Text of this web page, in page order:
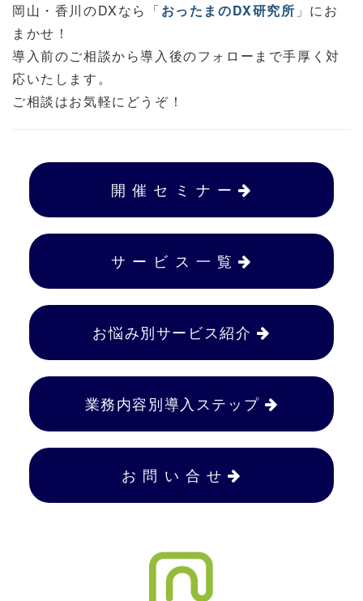
岡山・香川のDXなら「おったまのDX研究所 」 にお
まかせ！
導入前のご相談から導入後のフォローまで手厚く対
応いたします。
ご相談はお気軽にどうぞ！
開 催 セ ミ ナ ー
サ ー ビ ス 一 覧
お悩み別サービス紹介
業務内容別導入ステップ
お 問 い 合 せ